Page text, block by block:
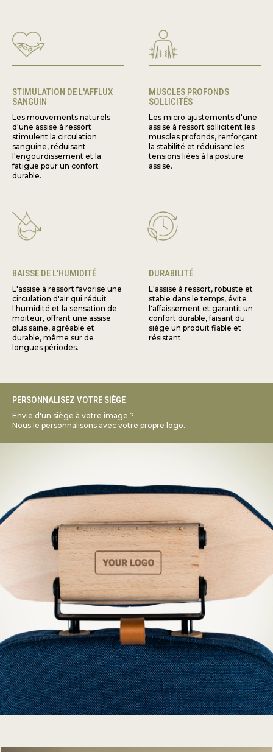
STIMULATION DE L'AFFLUX
SANGUIN
Les mouvements naturels
d'une assise à ressort
stimulent la circulation
sanguine, réduisant
l'engourdissement et la
fatigue pour un confort
durable.
MUSCLES PROFONDS
SOLLICITÉS
Les micro ajustements d'une
assise à ressort sollicitent les
muscles profonds, renforçant
la stabilité et réduisant les
tensions liées à la posture
assise.
BAISSE DE L'HUMIDITÉ
L'assise à ressort favorise une
circulation d'air qui réduit
l'humidité et la sensation de
moiteur, offrant une assise
plus saine, agréable et
durable, même sur de
longues périodes.
DURABILITÉ
L'assise à ressort, robuste et
stable dans le temps, évite
l'affaissement et garantit un
confort durable, faisant du
siège un produit fiable et
résistant.
PERSONNALISEZ VOTRE SIÈGE
Envie d'un siège à votre image ?
Nous le personnalisons avec votre propre logo.